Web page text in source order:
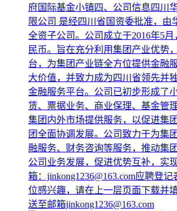
府国际基金小镇四、公司信息四川
限公司 是经四川省国资委批准，由
全资子公司。公司成立于2016年5
民币。旨在充分利用集团产业优势
台，为集团产业链全方位提供金融
大价值，并致力成为四川省领先并
金融服务平台。公司已初步形成了
赁、票据业务、商业保理、基金管
集团内外市场提供服务，以促进集
团全面协调发展。公司致力于为集
融服务、财务咨询等服务，推动集
公司业务发展，促进优势互补，实
箱：jinkong1236@163.com应聘登
位感兴趣，请在上一层页面下载并
送至邮箱jinkong1236@163.com